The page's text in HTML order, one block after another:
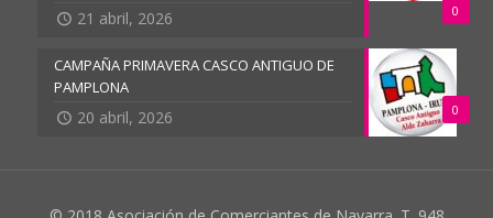
0
21 abril, 2026
0
CAMPAÑA PRIMAVERA CASCO ANTIGUO DE
PAMPLONA
20 abril, 2026